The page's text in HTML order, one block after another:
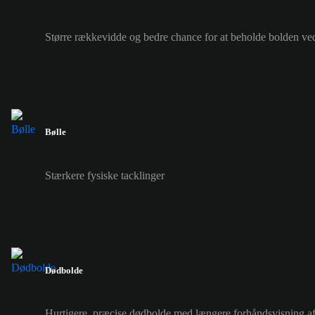
Større rækkevidde og bedre chance for at beholde bolden
Bølle
Stærkere fysiske tacklinger
Dødbolde